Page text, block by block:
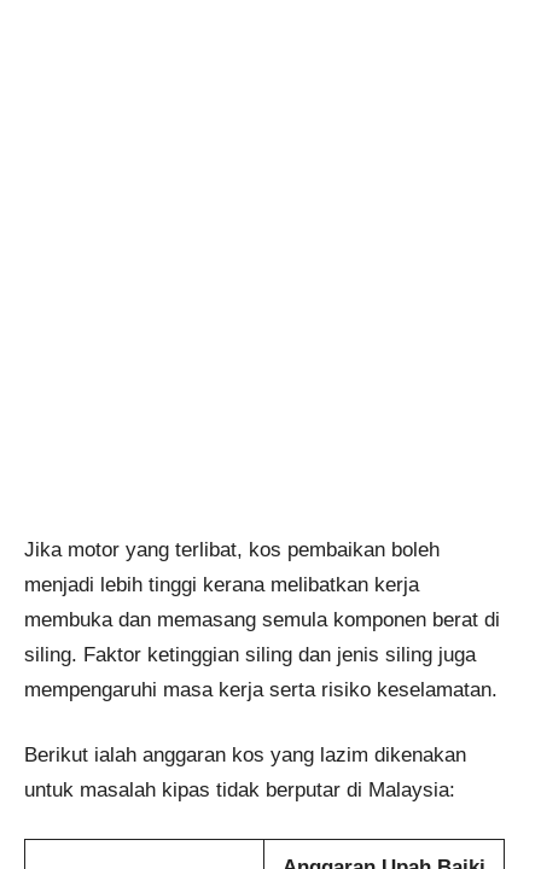
Jika motor yang terlibat, kos pembaikan boleh
menjadi lebih tinggi kerana melibatkan kerja
membuka dan memasang semula komponen berat di
siling. Faktor ketinggian siling dan jenis siling juga
mempengaruhi masa kerja serta risiko keselamatan.
Berikut ialah anggaran kos yang lazim dikenakan
untuk masalah kipas tidak berputar di Malaysia: